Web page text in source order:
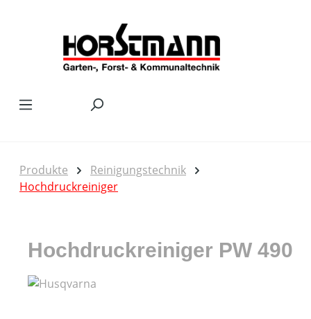
Produkte
Reinigungstechnik
Hochdruckreiniger
Hochdruckreiniger PW 490